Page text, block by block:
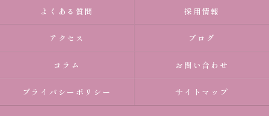
よくある質問 採用情報
アクセス ブログ
コラム お問い合わせ
プライバシーポリシー サイトマップ